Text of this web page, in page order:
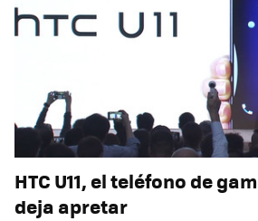
HTC U11, el teléfono de
deja apretar